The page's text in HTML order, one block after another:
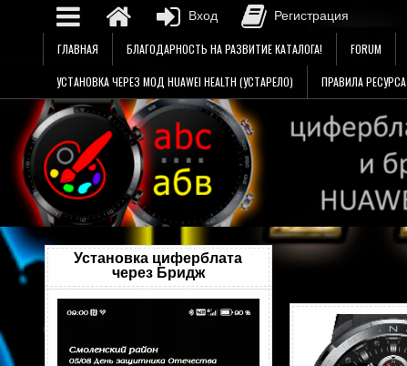
содержимому
ГЛАВНАЯ БЛАГОДАРНОСТЬ НА РАЗВИТИЕ КАТАЛОГА! FORUM
УСТАНОВКА ЧЕРЕЗ МОД HUAWEI HEALTH (УСТАРЕЛО) ПРАВИЛА РЕСУРСА
Установка циферблата
через Бридж
Видеоплеер
Вход Регистрация